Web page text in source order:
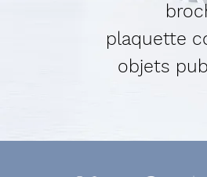
plaquette
objets